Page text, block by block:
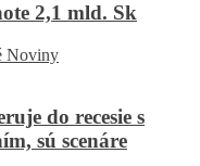
2,1 mld. Sk
Noviny
do recesie s
sú scenáre